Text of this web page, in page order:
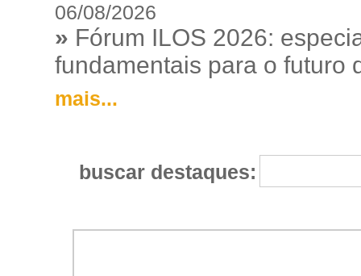
06/08/2026
» Fórum ILOS 2026:
fundamentais para o futuro
mais...
buscar destaques: